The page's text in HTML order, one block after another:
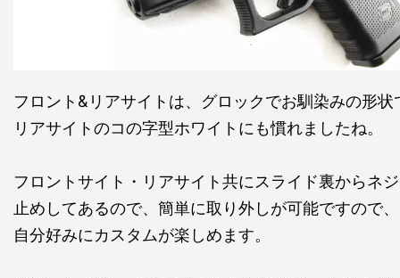
フロント&リアサイトは、グロックでお馴染みの形状
リアサイトのコの字型ホワイトにも慣れましたね。
フロントサイト・リアサイト共にスライド裏からネジ
止めしてあるので、簡単に取り外しが可能ですので、
自分好みにカスタムが楽しめます。